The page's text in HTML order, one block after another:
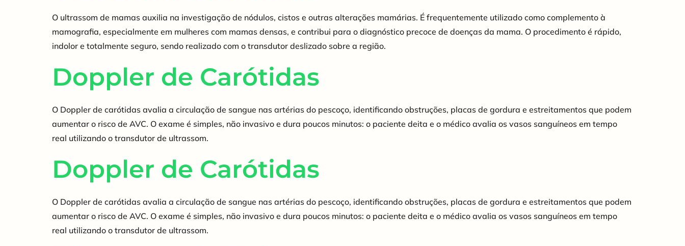
O ultrassom de mamas auxilia na investigação de nódulos, cistos e outras alterações mamárias. É frequentemente utilizado como complemento à
mamografia, especialmente em mulheres com mamas densas, e contribui para o diagnóstico precoce de doenças da mama. O procedimento é rápido,
indolor e totalmente seguro, sendo realizado com o transdutor deslizado sobre a região.
Doppler de Carótidas
O Doppler de carótidas avalia a circulação de sangue nas artérias do pescoço, identificando obstruções, placas de gordura e estreitamentos que podem
aumentar o risco de AVC. O exame é simples, não invasivo e dura poucos minutos: o paciente deita e o médico avalia os vasos sanguíneos em tempo
real utilizando o transdutor de ultrassom.
Doppler de Carótidas
O Doppler de carótidas avalia a circulação de sangue nas artérias do pescoço, identificando obstruções, placas de gordura e estreitamentos que podem
aumentar o risco de AVC. O exame é simples, não invasivo e dura poucos minutos: o paciente deita e o médico avalia os vasos sanguíneos em tempo
real utilizando o transdutor de ultrassom.